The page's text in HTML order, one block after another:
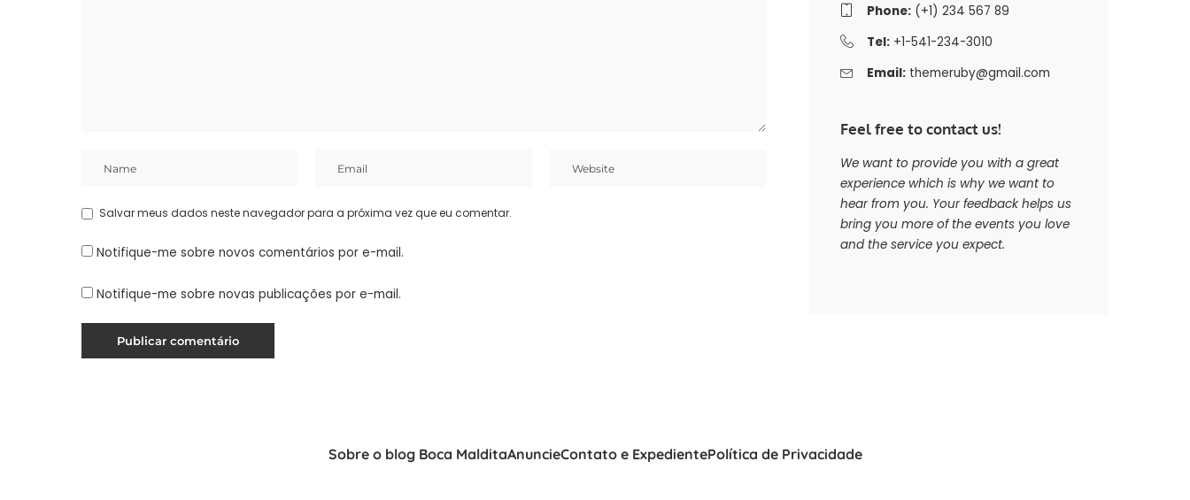
Salvar meus dados neste navegador para a próxima vez que eu comentar.
Notifique-me sobre novos comentários por e-mail.
Notifique-me sobre novas publicações por e-mail.
Phone:(+1) 234 567 89
Tel:+1-541-234-3010
Email: themeruby@gmail.com
Feel free to contact us!
We want to provide you with a great
experience which is why we want to
hear from you. Your feedback helps us
bring you more of the events you love
and the service you expect.
Sobre o blog Boca MalditaAnuncieContato e ExpedientePolítica de Privacidade